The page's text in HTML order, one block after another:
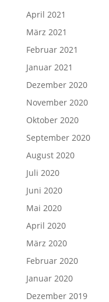
April 2021
März 2021
Februar 2021
Januar 2021
Dezember 2020
November 2020
Oktober 2020
September 2020
August 2020
Juli 2020
Juni 2020
Mai 2020
April 2020
März 2020
Februar 2020
Januar 2020
Dezember 2019